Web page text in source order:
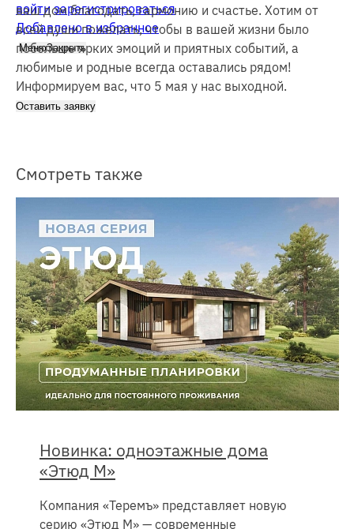
войти зарегистрироваться
Добавлено в избранное
МенюЗакрыть
ваш дом благодать, гармонию и счастье. Хотим от
всей души пожелать, чтобы в вашей жизни было
побольше ярких эмоций и приятных событий, а
любимые и родные всегда оставались рядом!
Информируем вас, что 5 мая у нас выходной.
Оставить заявку
Смотреть также
Новинка: одноэтажные дома
«Этюд М»
Компания «Теремъ» представляет новую
серию «Этюд М» — современные